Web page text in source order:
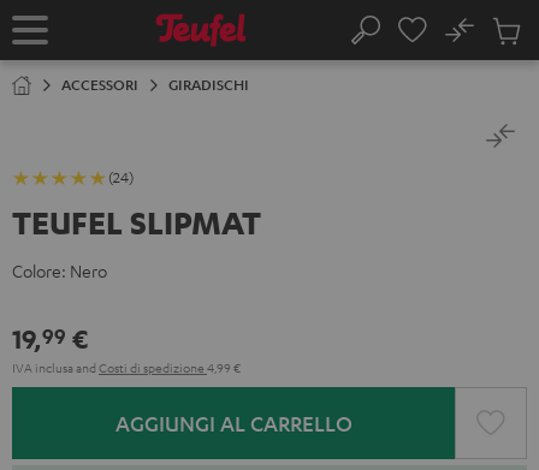
AL
Pagina
Cerca
No
ACCESSORI GIRADISCHI
(24)
TEUFEL SLIPMAT
Colore: Nero
19,99 €
IVA inclusa and Costi di spedizione 4,99 €
AGGIUNGI AL CARRELLO